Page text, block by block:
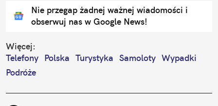
Nie przegap żadnej ważnej wiadomości i
obserwuj nas w Google News!
Więcej:
Telefony Polska Turystyka Samoloty Wypadki
Podróże